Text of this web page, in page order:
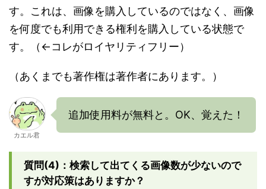
す。これは、画像を購入しているのではなく、画像
を何度でも利用できる権利を購入している状態で
す。（←コレがロイヤリティフリー）
（あくまでも著作権は著作者にあります。）
カエル君
追加使用料が無料と。OK、覚えた！
質問(4)：検索して出てくる画像数が少ないので
すが対応策はありますか？